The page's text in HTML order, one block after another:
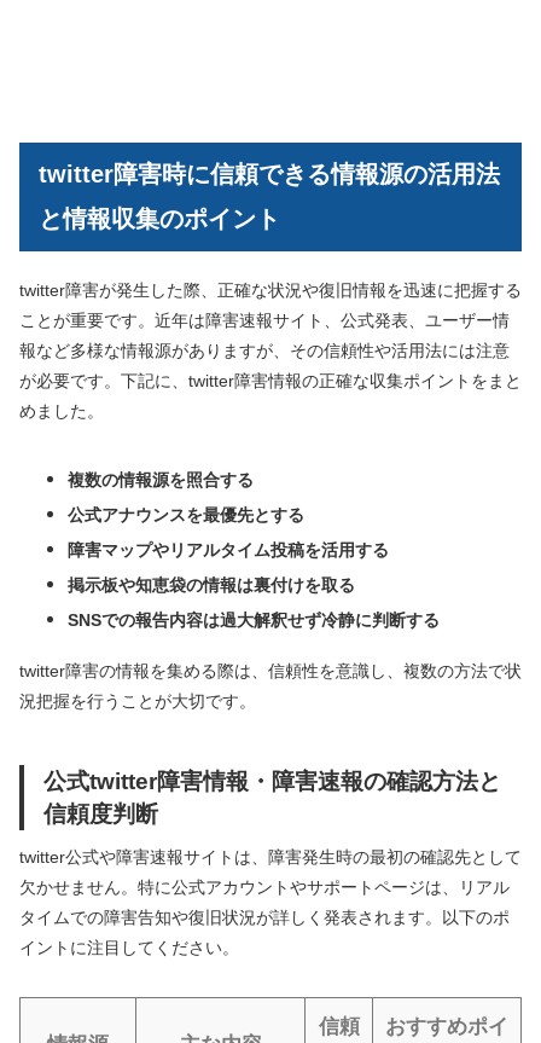
twitter障害時に信頼できる情報源の活用法
と情報収集のポイント
twitter障害が発生した際、正確な状況や復旧情報を迅速に把握する
ことが重要です。近年は障害速報サイト、公式発表、ユーザー情
報など多様な情報源がありますが、その信頼性や活用法には注意
が必要です。下記に、twitter障害情報の正確な収集ポイントをまと
めました。
複数の情報源を照合する
公式アナウンスを最優先とする
障害マップやリアルタイム投稿を活用する
掲示板や知恵袋の情報は裏付けを取る
SNSでの報告内容は過大解釈せず冷静に判断する
twitter障害の情報を集める際は、信頼性を意識し、複数の方法で状
況把握を行うことが大切です。
公式twitter障害情報・障害速報の確認方法と
信頼度判断
twitter公式や障害速報サイトは、障害発生時の最初の確認先として
欠かせません。特に公式アカウントやサポートページは、リアル
タイムでの障害告知や復旧状況が詳しく発表されます。以下のポ
イントに注目してください。
信頼 おすすめポイ